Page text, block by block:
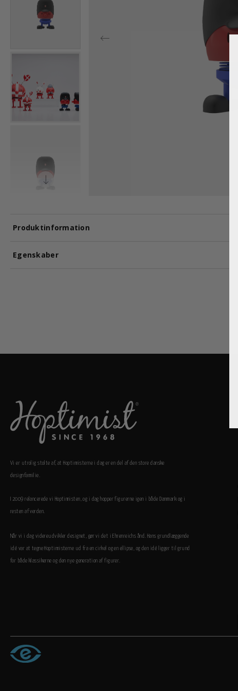
Egenskaber
Produktinformation
Vi er utrolig stolte af, at Hoptimisterne i dag er en del af den store danske
designfamilie.
I 2009 relancerede vi Hoptimisten, og i dag hopper figurerne igen i både Danmark og i
resten af verden.
Når vi i dag videreudvikler designet, gør vi det i Ehrenreichs ånd. Hans grundlæggende
idé var at tegne Hoptimisterne ud fra en cirkel og en ellipse, og den idé ligger til grund
for både klassikerne og den nye generation af figurer.